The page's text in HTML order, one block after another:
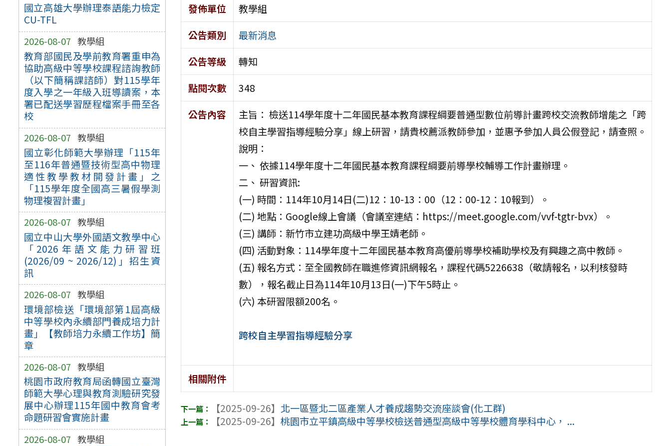
國立高雄大學辦理泰語能力檢定
CU-TFL
2026-08-07 教學組
教育部國民及學前教育署重申為
協助高級中等學校課程諮詢教師
（以下簡稱課諮師）對115學年
度入學之一年級入班導讀案，本
署已配送學習歷程檔案手冊至各
校
2026-08-07 教學組
國立彰化師範大學辦理「115年
至116年普通暨技術型高中物理
適性教學教材開發計畫」之
「115學年度全國高三暑假學測
物理複習計畫」
2026-08-07 教學組
國立中山大學外國語文教學中心
「2026年語文能力研習班
(2026/09 ~ 2026/12)」招生資
訊
2026-08-07 教學組
環境部檢送「環境部第1屆高級
中等學校內永續部門養成培力計
畫」【教師培力永續工作坊】簡
章
2026-08-07 教學組
桃園市政府教育局函轉國立臺灣
師範大學心理與教育測驗研究發
展中心辦理115年國中教育會考
命題研習會實施計畫
2026-08-07 教學組
發佈單位
教學組
公告類別
最新消息
公告等級
轉知
點閱次數
348
公告內容
主旨： 檢送114學年度十二年國民基本教育課程綱要普通型數位前導計畫跨校交流教師增能之「跨
校自主學習指導經驗分享」線上研習，請貴校薦派教師參加，並惠予參加人員公假登記，請查照。
說明：
一、 依據114學年度十二年國民基本教育課程綱要前導學校輔導工作計畫辦理。
二、 研習資訊:
(一) 時間：114年10月14日(二)12：10-13：00（12：00-12：10報到）。
(二) 地點：Google線上會議（會議室連結：https://meet.google.com/vvf-tgtr-bvx）。
(三) 講師：新竹市立建功高級中學王婧老師。
(四) 活動對象：114學年度十二年國民基本教育高優前導學校補助學校及有興趣之高中教師。
(五) 報名方式：至全國教師在職進修資訊網報名，課程代碼5226638（敬請報名，以利核發時
數），報名截止日為114年10月13日(一)下午5時止。
(六) 本研習限額200名。
跨校自主學習指導經驗分享
相關附件
【2025-09-26】 北一區暨北二區產業人才養成趨勢交流座談會(化工群)
【2025-09-26】桃園市立平鎮高級中等學校檢送普通型高級中等學校體育學科中心， ...